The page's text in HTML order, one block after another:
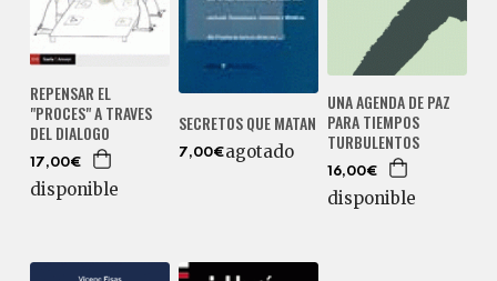
REPENSAR EL
"PROCES" A TRAVES
DEL DIALOGO
17,00€
disponible
SECRETOS QUE MATAN
7,00€agotado
UNA AGENDA DE PAZ
PARA TIEMPOS
TURBULENTOS
16,00€
disponible